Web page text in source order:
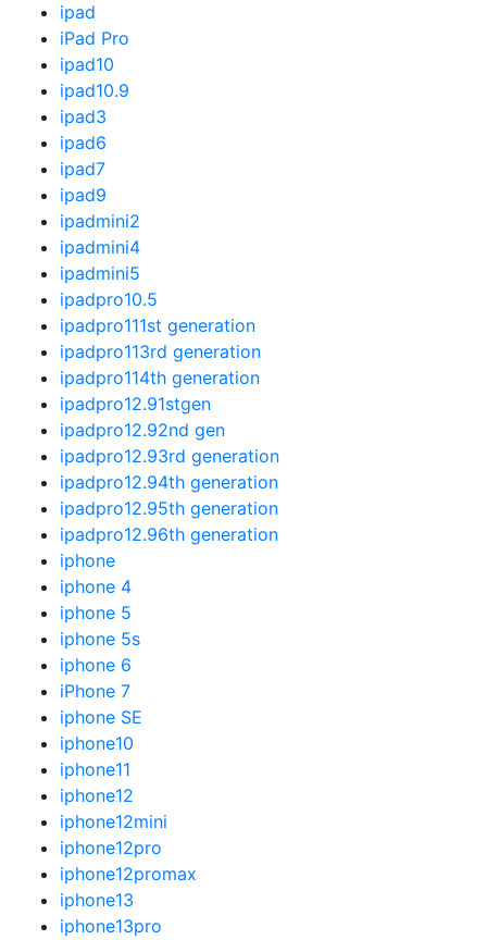
ipad
iPad Pro
ipad10
ipad10.9
ipad3
ipad6
ipad7
ipad9
ipadmini2
ipadmini4
ipadmini5
ipadpro10.5
ipadpro111st generation
ipadpro113rd generation
ipadpro114th generation
ipadpro12.91stgen
ipadpro12.92nd gen
ipadpro12.93rd generation
ipadpro12.94th generation
ipadpro12.95th generation
ipadpro12.96th generation
iphone
iphone 4
iphone 5
iphone 5s
iphone 6
iPhone 7
iphone SE
iphone10
iphone11
iphone12
iphone12mini
iphone12pro
iphone12promax
iphone13
iphone13pro